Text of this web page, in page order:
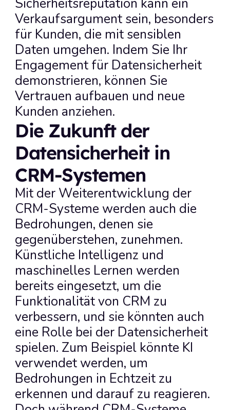
Sicherheitsreputation kann ein
Verkaufsargument sein, besonders
für Kunden, die mit sensiblen
Daten umgehen. Indem Sie Ihr
Engagement für Datensicherheit
demonstrieren, können Sie
Vertrauen aufbauen und neue
Kunden anziehen.
Die Zukunft der
Datensicherheit in
CRM-Systemen
Mit der Weiterentwicklung der
CRM-Systeme werden auch die
Bedrohungen, denen sie
gegenüberstehen, zunehmen.
Künstliche Intelligenz und
maschinelles Lernen werden
bereits eingesetzt, um die
Funktionalität von CRM zu
verbessern, und sie könnten auch
eine Rolle bei der Datensicherheit
spielen. Zum Beispiel könnte KI
verwendet werden, um
Bedrohungen in Echtzeit zu
erkennen und darauf zu reagieren.